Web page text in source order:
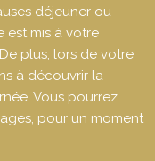
déjeuner ou
est mis à votre
plus, lors de votre
à découvrir la
Vous pourrez
pour un moment